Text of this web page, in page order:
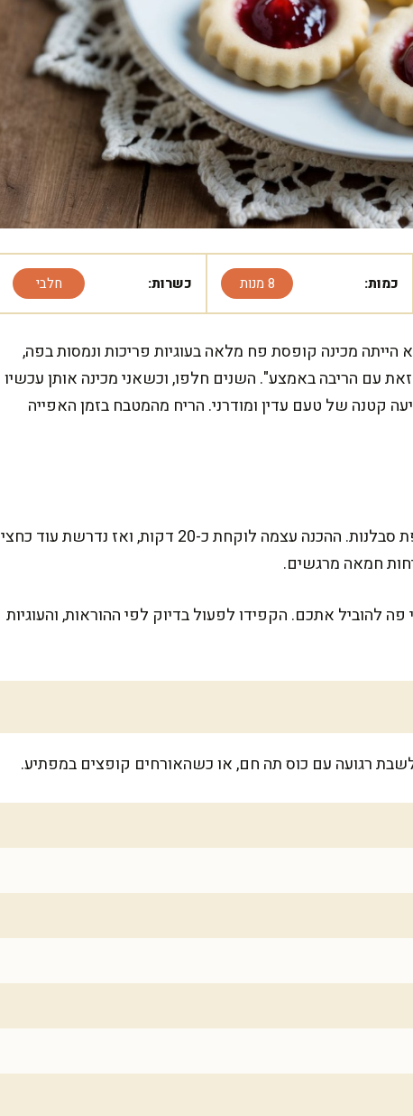
כמות: 8 מנות כשרות: חלבי
מכינה קופסת פח מלאה בעוגיות פריכות ונמסות בפה,
זאת עם הריבה באמצע". השנים חלפו, וכשאני מכינה אותן עכשיו
קטנה של טעם עדין ומודרני. הריח מהמטבח בזמן האפייה
העוגיות האלה קלות להכנה, אבל יש להן קסם אמיתי שמצריך טיפת סבלנות. ההכנה עצמה לוקחת כ-20 דקות, ואז נדרשת עוד כחצי
חמאה מרגשים.
להוביל אתכם. הקפידו לפעול בדיוק לפי ההוראות, והעוגיות